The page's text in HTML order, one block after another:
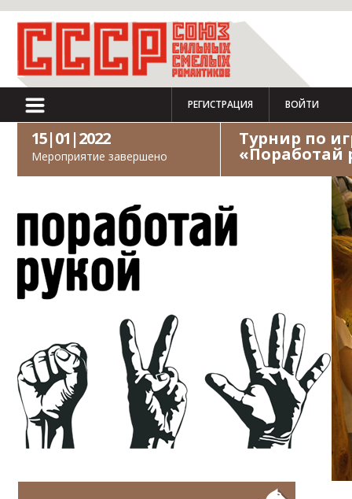
РЕГИСТРАЦИЯ ВОЙТИ
15|01|2022
Мероприятие завершено
Турнир по
«Поработай